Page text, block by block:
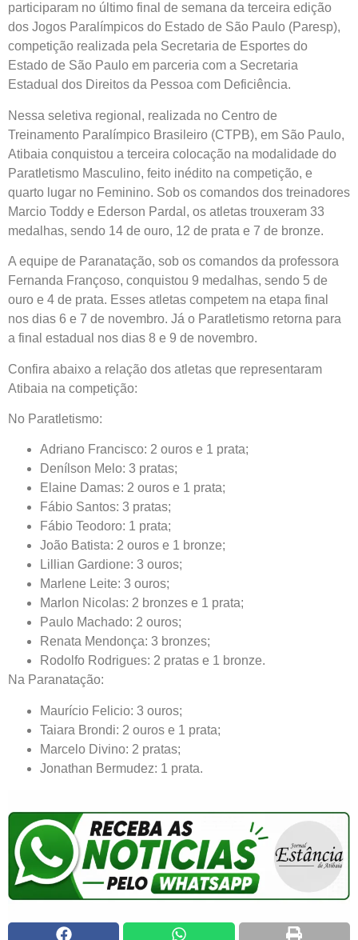
participaram no último final de semana da terceira edição
dos Jogos Paralímpicos do Estado de São Paulo (Paresp),
competição realizada pela Secretaria de Esportes do
Estado de São Paulo em parceria com a Secretaria
Estadual dos Direitos da Pessoa com Deficiência.
Nessa seletiva regional, realizada no Centro de
Treinamento Paralímpico Brasileiro (CTPB), em São Paulo,
Atibaia conquistou a terceira colocação na modalidade do
Paratletismo Masculino, feito inédito na competição, e
quarto lugar no Feminino. Sob os comandos dos treinadores
Marcio Toddy e Ederson Pardal, os atletas trouxeram 33
medalhas, sendo 14 de ouro, 12 de prata e 7 de bronze.
A equipe de Paranatação, sob os comandos da professora
Fernanda Françoso, conquistou 9 medalhas, sendo 5 de
ouro e 4 de prata. Esses atletas competem na etapa final
nos dias 6 e 7 de novembro. Já o Paratletismo retorna para
a final estadual nos dias 8 e 9 de novembro.
Confira abaixo a relação dos atletas que representaram
Atibaia na competição:
No Paratletismo:
Adriano Francisco: 2 ouros e 1 prata;
Denílson Melo: 3 pratas;
Elaine Damas: 2 ouros e 1 prata;
Fábio Santos: 3 pratas;
Fábio Teodoro: 1 prata;
João Batista: 2 ouros e 1 bronze;
Lillian Gardione: 3 ouros;
Marlene Leite: 3 ouros;
Marlon Nicolas: 2 bronzes e 1 prata;
Paulo Machado: 2 ouros;
Renata Mendonça: 3 bronzes;
Rodolfo Rodrigues: 2 pratas e 1 bronze.
Na Paranatação:
Maurício Felicio: 3 ouros;
Taiara Brondi: 2 ouros e 1 prata;
Marcelo Divino: 2 pratas;
Jonathan Bermudez: 1 prata.